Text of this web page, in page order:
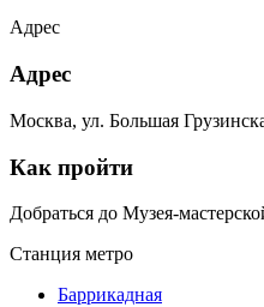
Адрес
Адрес
Москва, ул. Большая
Как пройти
Добраться до Музея-
Станция метро
Баррикадная